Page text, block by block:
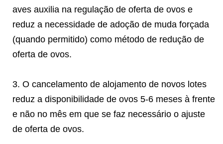
aves auxilia na regulação de oferta de ovos e
reduz a necessidade de adoção de muda forçada
(quando permitido) como método de redução de
oferta de ovos.
3. O cancelamento de alojamento de novos lotes
reduz a disponibilidade de ovos 5-6 meses à frente
e não no mês em que se faz necessário o ajuste
de oferta de ovos.